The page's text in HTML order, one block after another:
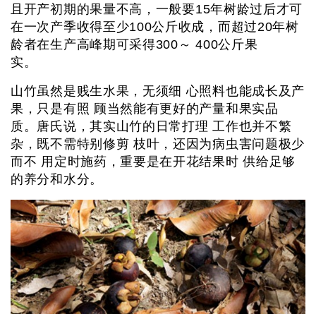
且开产初期的果量不高，一般要15年树龄过后才可
在一次产季收得至少100公斤收成，而超过20年树
龄者在生产高峰期可采得300～ 400公斤果
实。
山竹虽然是贱生水果，无须细 心照料也能成长及产
果，只是有照 顾当然能有更好的产量和果实品
质。唐氏说，其实山竹的日常打理 工作也并不繁
杂，既不需特别修剪 枝叶，还因为病虫害问题极少
而不 用定时施药，重要是在开花结果时 供给足够
的养分和水分。